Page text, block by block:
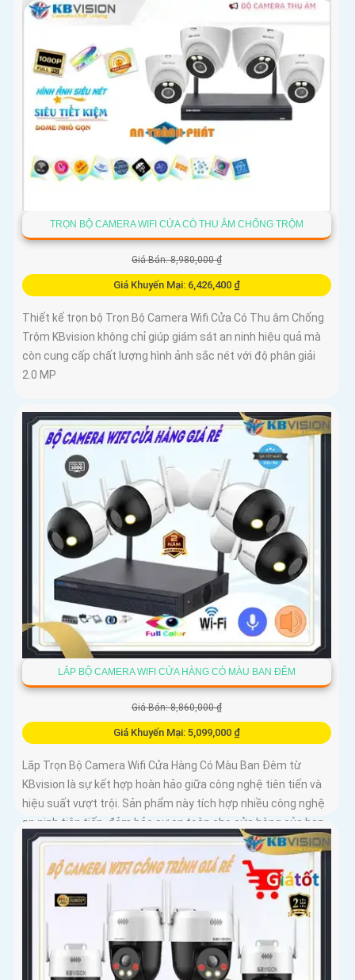
TRỌN BỘ CAMERA WIFI CỬA CÓ THU ÂM CHỐNG TRỘM
Giá Bán: 8,980,000 ₫
Giá Khuyến Mại: 6,426,400 ₫
Thiết kế trọn bộ Trọn Bộ Camera Wifi Cửa Có Thu âm Chống
Trộm KBvision không chỉ giúp giám sát an ninh hiệu quả mà
còn cung cấp chất lượng hình ảnh sắc nét với độ phân giải
2.0 MP
LẮP BỘ CAMERA WIFI CỬA HÀNG CÓ MÀU BAN ĐÊM
Giá Bán: 8,860,000 ₫
Giá Khuyến Mại: 5,099,000 ₫
Lắp Trọn Bộ Camera Wifi Cửa Hàng Có Màu Ban Đêm từ
KBvision là sự kết hợp hoàn hảo giữa công nghệ tiên tiến và
hiệu suất vượt trội. Sản phẩm này tích hợp nhiều công nghệ
an ninh tiên tiến, đảm bảo sự an toàn cho cửa hàng của bạn